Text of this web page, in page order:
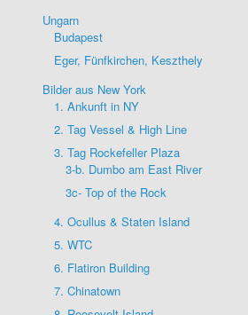
Ungarn
Budapest
Eger, Fünfkirchen, Keszthely
Bilder aus New York
1. Ankunft in NY
2. Tag Vessel & High Line
3. Tag Rockefeller Plaza
3-b. Dumbo am East River
3c- Top of the Rock
4. Ocullus & Staten Island
5. WTC
6. Flatiron Building
7. Chinatown